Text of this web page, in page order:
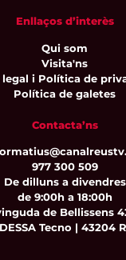
Enllaços d’interès
Qui som
Visita'ns
legal i Política de
Política de galetes
Contacta’ns
977 300 509
De dilluns a divendres
de 9:00h a 18:00h
de Bellissens
Tecno | 43204